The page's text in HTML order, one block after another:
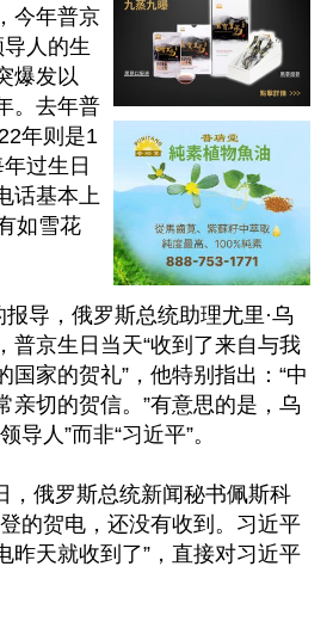
今年普京
人的生
爆发以
。去年普
年则是1
过生日
话基本上
如雪花
导，俄罗斯总统助理尤里·乌
普京生日当天“收到了来自与我
国家的贺礼”，他特别指出：“中
亲切的贺信。”有意思的是，乌
导人”而非“习近平”。
，俄罗斯总统新闻秘书佩斯科
的贺电，还没有收到。习近平
昨天就收到了”，直接对习近平